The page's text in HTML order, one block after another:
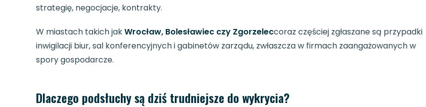
strategię, negocjacje, kontrakty.
W miastach takich jakWrocław, Bolesławiec czy Zgorzeleccoraz częściej zgłaszane są przypadki
inwigilacji biur, sal konferencyjnych i gabinetów zarządu, zwłaszcza w firmach zaangażowanych w
spory gospodarcze.
Dlaczego podsłuchy są dziś trudniejsze do wykrycia?